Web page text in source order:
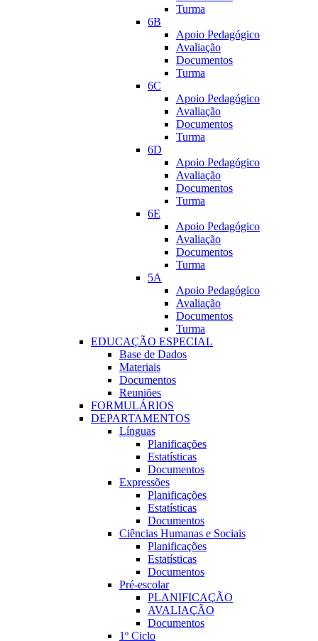
Turma
6B
Apoio Pedagógico
Avaliação
Documentos
Turma
6C
Apoio Pedagógico
Avaliação
Documentos
Turma
6D
Apoio Pedagógico
Avaliação
Documentos
Turma
6E
Apoio Pedagógico
Avaliação
Documentos
Turma
5A
Apoio Pedagógico
Avaliação
Documentos
Turma
EDUCAÇÃO ESPECIAL
Base de Dados
Materiais
Documentos
Reuniões
FORMULÁRIOS
DEPARTAMENTOS
Línguas
Planificações
Estatísticas
Documentos
Expressões
Planificações
Estatí­sticas
Documentos
Ciências Humanas e Sociais
Planificações
Estatísticas
Documentos
Pré-escolar
PLANIFICAÇÃO
AVALIAÇÃO
Documentos
1º Ciclo